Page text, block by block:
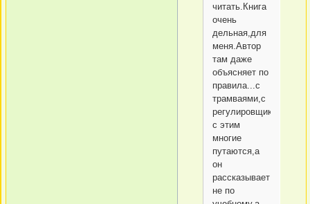
читать.Книга
очень
дельная,для
меня.Автор
там даже
объясняет по
правила...с
трамваями,с
с этим
многие
путаются,а
он
рассказывает
не по